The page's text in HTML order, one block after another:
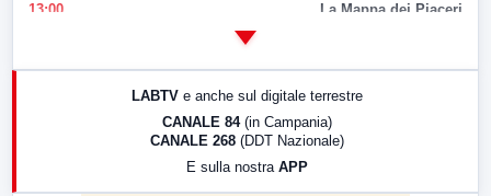
13:00 La Mappa dei Piaceri
LABTV e anche sul digitale terrestre
CANALE 84 (in Campania)
CANALE 268 (DDT Nazionale)
E sulla nostra APP